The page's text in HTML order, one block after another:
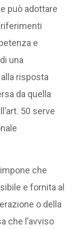
può adottare
e
una
risposta
da quella
50 serve
impone che
e fornita al
o della
che l’avviso